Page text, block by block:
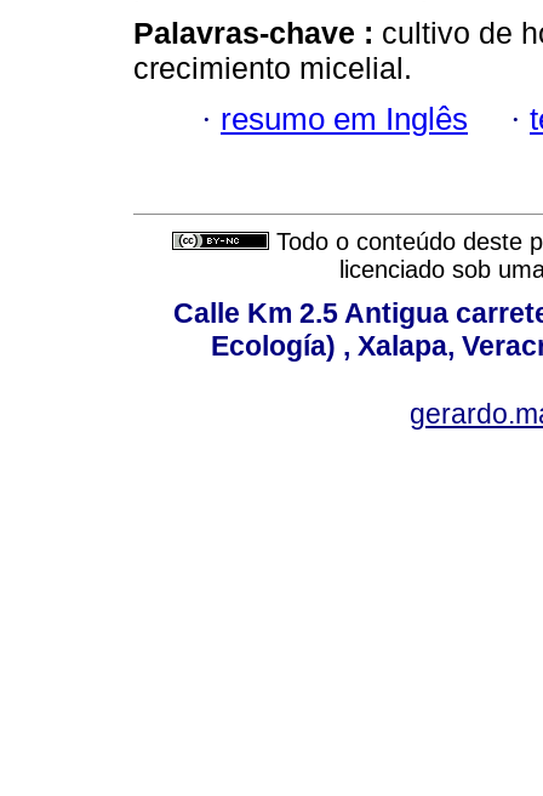
Palavras-chave : cultivo de
crecimiento micelial.
· resumo em Inglês ·
Todo o conteúdo deste
licenciado sob
Calle Km 2.5 Antigua
Ecología) , Xalapa,